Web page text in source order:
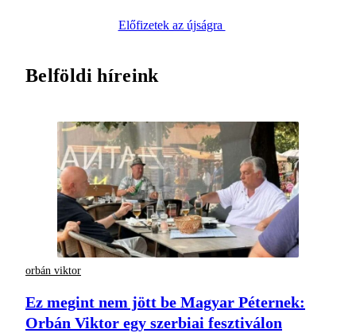
Előfizetek az újságra
Belföldi híreink
orbán viktor
Ez megint nem jött be Magyar Péternek:
Orbán Viktor egy szerbiai fesztiválon